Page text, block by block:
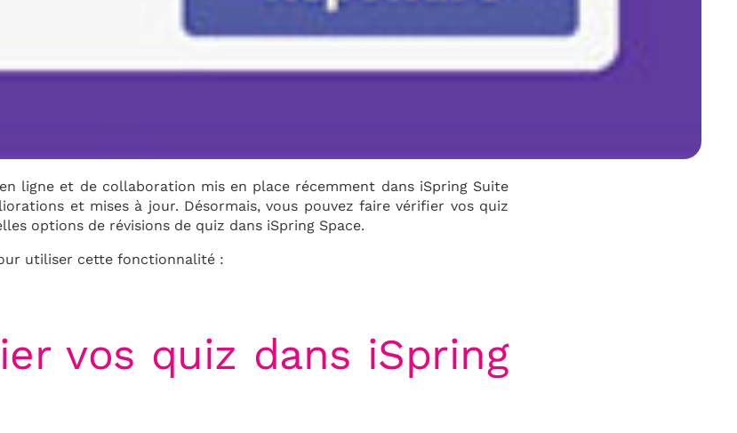
ligne et de collaboration mis en place récemment dans iSpring Suite
et mises à jour. Désormais, vous pouvez faire vérifier vos quiz
options de révisions de quiz dans iSpring Space.
utiliser cette fonctionnalité :
vos quiz dans iSpring